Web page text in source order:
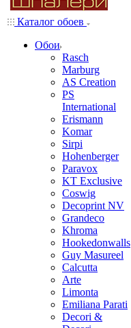
Каталог обоев
Обои
Rasch
Marburg
AS Creation
PS
International
Erismann
Komar
Sirpi
Hohenberger
Paravox
KT Exclusive
Coswig
Decoprint NV
Grandeco
Khroma
Hookedonwalls
Guy Masureel
Calcutta
Arte
Limonta
Emiliana Parati
Decori &